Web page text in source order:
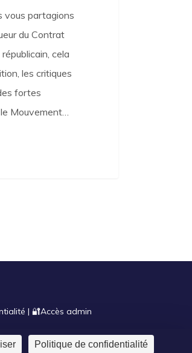
vous partagions
du Contrat
cela
les critiques
fortes
Mouvement…
| 🔐​Accès admin
Politique de confidentialité